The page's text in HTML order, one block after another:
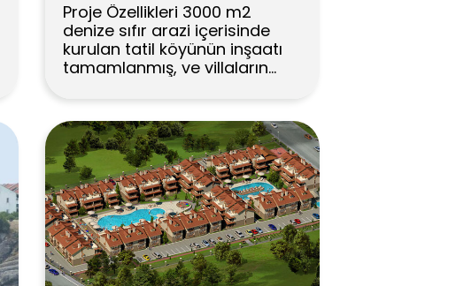
Proje Özellikleri 3000 m2
denize sıfır arazi içerisinde
kurulan tatil köyünün inşaatı
tamamlanmış, ve villaların